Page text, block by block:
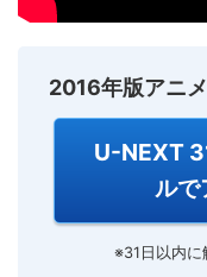
2016年版アニ
U-NEXT
ルで
※31日以内に